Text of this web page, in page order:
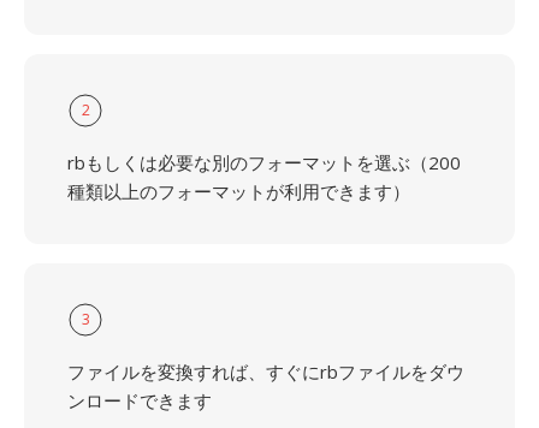
2
rbもしくは必要な別のフォーマットを選ぶ（200
種類以上のフォーマットが利用できます）
3
ファイルを変換すれば、すぐにrbファイルをダウ
ンロードできます